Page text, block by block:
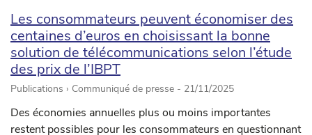
Les consommateurs peuvent économiser des
centaines d’euros en choisissant la bonne
solution de télécommunications selon l’étude
des prix de l’IBPT
Publications › Communiqué de presse - 21/11/2025
Des économies annuelles plus ou moins importantes
restent possibles pour les consommateurs en questionnant